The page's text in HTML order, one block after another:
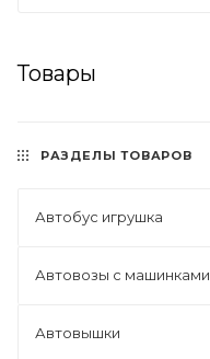
Товары
РАЗДЕЛЫ ТОВАРОВ
Автобус игрушка
Автовозы с машинками
Автовышки